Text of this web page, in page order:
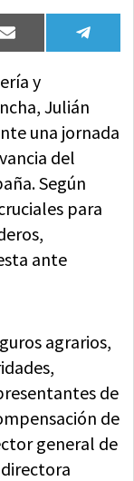
Compartir
en
Email
en
y
Julián
una jornada
del
Según
para
ante
agrarios,
de
de
general de